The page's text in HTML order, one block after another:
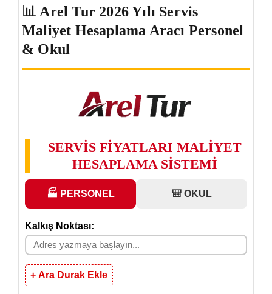
📊 Arel Tur 2026 Yılı Servis
Maliyet Hesaplama Aracı Personel
& Okul
SERVİS FİYATLARI MALİYET
HESAPLAMA SİSTEMİ
🏭 PERSONEL 🎒 OKUL
Kalkış Noktası:
+ Ara Durak Ekle